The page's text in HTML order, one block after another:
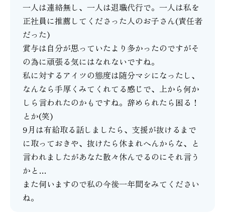
一人は連絡無し、一人は退職代行で。一人は私を
正社員に推薦してくださった人のお子さん(責任者
だった)
賞与は自分が思っていたより多かったのですがそ
の為に頑張る気にはなれないですね。
私に対するアイツの態度は随分マシになったし、
なんなら手厚くみてくれてる感じで、上から何か
しら言われたのかもですね。辞められたら困る！
とか(笑)
9月は有給取る話しましたら、支援が抜けるまで
に取っておきや、抜けたら休まれへんからな、と
言われましたがあなた散々休んでるのにそれ言う
かと…
また伺いますので私の今後一年間をみてください
ね。